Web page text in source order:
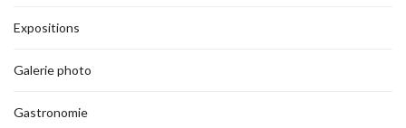
Expositions
Galerie photo
Gastronomie